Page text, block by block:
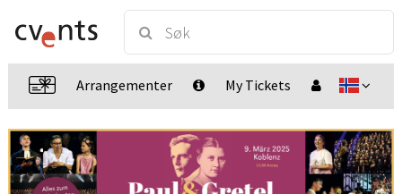
Arrangementer My Tickets